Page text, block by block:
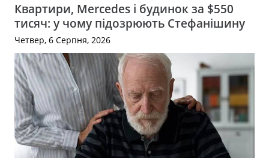
Квартири, Mercedes і будинок за $550
тисяч: у чому підозрюють Стефанішину
Четвер, 6 Серпня, 2026